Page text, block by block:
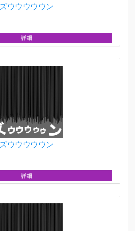
ズウウウウウン
詳細
ズウウウウウン
詳細